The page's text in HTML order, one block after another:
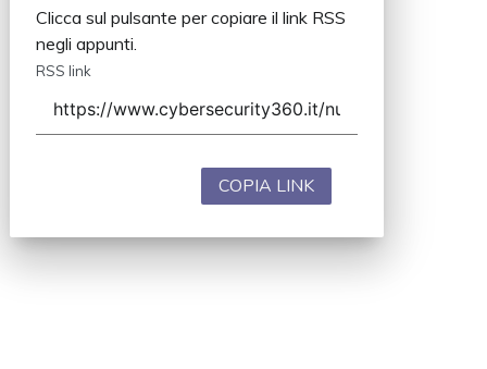
Clicca sul pulsante per copiare il link RSS
negli appunti.
RSS link
COPIA LINK